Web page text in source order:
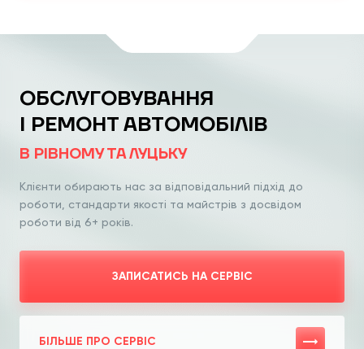
ОБСЛУГОВУВАННЯ
І РЕМОНТ АВТОМОБІЛІВ
В РІВНОМУ ТА ЛУЦЬКУ
Клієнти обирають нас за відповідальний підхід до
роботи, стандарти якості та майстрів з досвідом
роботи від 6+ років.
ЗАПИСАТИСЬ НА СЕРВІС
БІЛЬШЕ ПРО СЕРВІС